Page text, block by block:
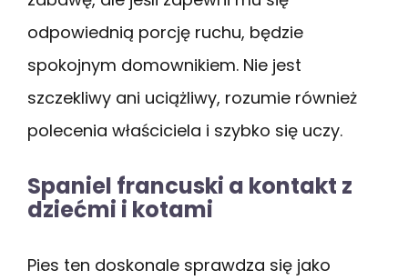
odpowiednią porcję ruchu, będzie
spokojnym domownikiem. Nie jest
szczekliwy ani uciążliwy, rozumie również
polecenia właściciela i szybko się uczy.
Spaniel francuski a kontakt z
dziećmi i kotami
Pies ten doskonale sprawdza się jako